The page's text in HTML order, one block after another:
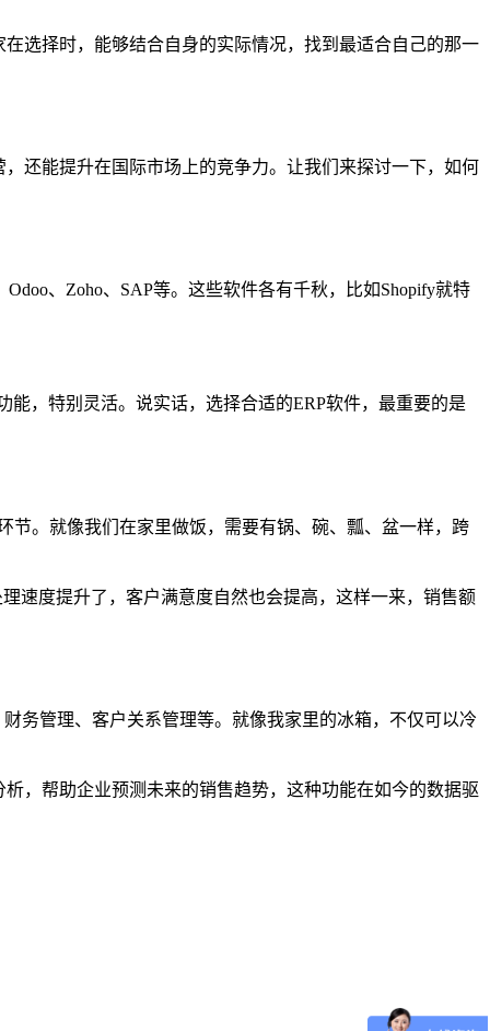
选择时，能够结合自身的实际情况，找到最适合自己的那一
还能提升在国际市场上的竞争力。让我们来探讨一下，如何
、Zoho、SAP等。这些软件各有千秋，比如Shopify就特
，特别灵活。说实话，选择合适的ERP软件，最重要的是
节。就像我们在家里做饭，需要有锅、碗、瓢、盆一样，跨
速度提升了，客户满意度自然也会提高，这样一来，销售额
务管理、客户关系管理等。就像我家里的冰箱，不仅可以冷
，帮助企业预测未来的销售趋势，这种功能在如今的数据驱